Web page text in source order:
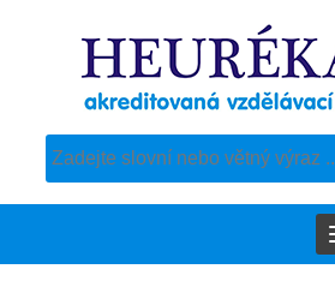
Pro vyhledávání obsahu webu